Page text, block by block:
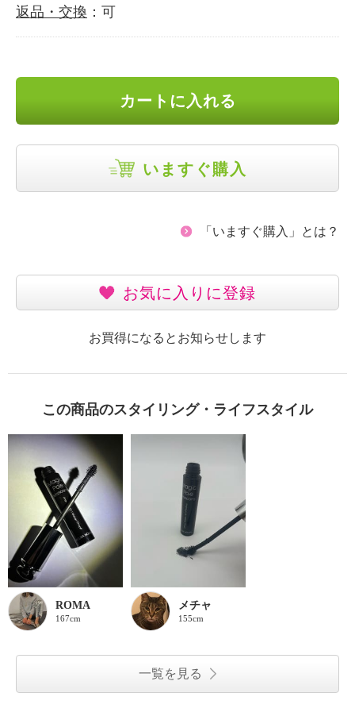
返品・交換 ：可
カートに入れる
いますぐ購入
「いますぐ購入」とは？
お気に入りに登録
お買得になるとお知らせします
この商品のスタイリング・ライフスタイル
ROMA
167cm
メチャ
155cm
一覧を見る